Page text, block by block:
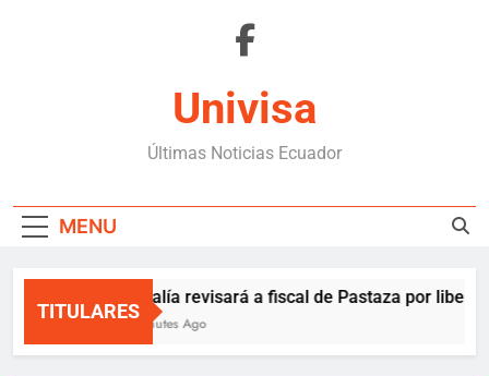
Univisa
Últimas Noticias Ecuador
MENU
TITULARES
Fiscalía revisará a fiscal de Pastaza por liberar
4 Minutes Ago